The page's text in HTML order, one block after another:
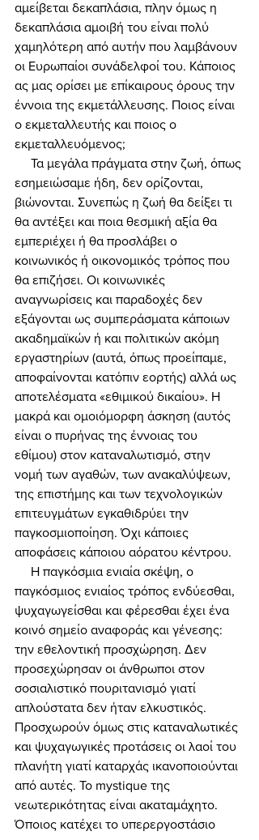
αμείβεται δεκαπλάσια, πλην όμως η
δεκαπλάσια αμοιβή του είναι πολύ
χαμηλότερη από αυτήν που λαμβάνουν
οι Ευρωπαίοι συνάδελφοί του. Κάποιος
ας μας ορίσει με επίκαιρους όρους την
έννοια της εκμετάλλευσης. Ποιος είναι
ο εκμεταλλευτής και ποιος ο
εκμεταλλευόμενος;
εσημειώσαμε ήδη, δεν ορίζονται,
βιώνονται. Συνεπώς η ζωή θα δείξει τι
θα αντέξει και ποια θεσμική αξία θα
εμπεριέχει ή θα προσλάβει ο
κοινωνικός ή οικονομικός τρόπος που
θα επιζήσει. Οι κοινωνικές
αναγνωρίσεις και παραδοχές δεν
εξάγονται ως συμπεράσματα κάποιων
ακαδημαϊκών ή και πολιτικών ακόμη
εργαστηρίων (αυτά, όπως προείπαμε,
αποφαίνονται κατόπιν εορτής) αλλά ως
αποτελέσματα «εθιμικού δικαίου». Η
μακρά και ομοιόμορφη άσκηση (αυτός
είναι ο πυρήνας της έννοιας του
εθίμου) στον καταναλωτισμό, στην
νομή των αγαθών, των ανακαλύψεων,
της επιστήμης και των τεχνολογικών
επιτευγμάτων εγκαθιδρύει την
παγκοσμιοποίηση. Όχι κάποιες
αποφάσεις κάποιου αόρατου κέντρου.
παγκόσμιος ενιαίος τρόπος ενδύεσθαι,
ψυχαγωγείσθαι και φέρεσθαι έχει ένα
κοινό σημείο αναφοράς και γένεσης:
την εθελοντική προσχώρηση. Δεν
προσεχώρησαν οι άνθρωποι στον
σοσιαλιστικό πουριτανισμό γιατί
απλούστατα δεν ήταν ελκυστικός.
Προσχωρούν όμως στις καταναλωτικές
και ψυχαγωγικές προτάσεις οι λαοί του
πλανήτη γιατί καταρχάς ικανοποιούνται
από αυτές. Το mystique της
νεωτερικότητας είναι ακαταμάχητο.
Όποιος κατέχει το υπερεργοστάσιο